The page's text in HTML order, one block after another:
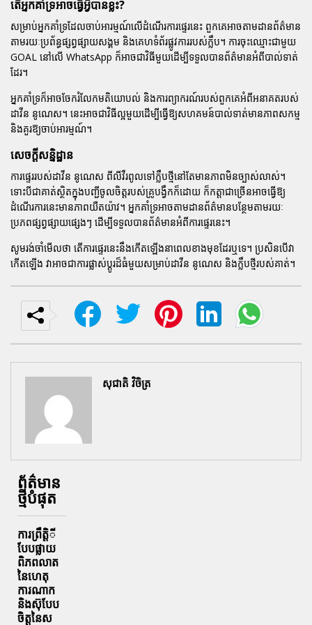
តើអ្នកគាំទ្រអាចធ្វើអ្វីបានខ្លះ?
សម្រាប់អ្នកគាំទ្រដែលចាប់អារម្មណ៍លើដំណើរការផ្ទេរនេះ ពួកគេអាចតាមដានព័ត៌មាន
តាមរយៈប្រព័ន្ធផ្សព្វផ្សាយសង្គម និងគេហទំព័រផ្លូវការរបស់ក្លឹប។ ការចុះឈ្មោះជាមួយ
GOAL នៅលើ WhatsApp ក៏អាចជាវិធីមួយដើម្បីទទួលបានព័ត៌មានអំពីបាល់ទាត់
ដែរ។
អ្នកគាំទ្រក៏អាចចែករំលែកមតិយោបល់ និងការព្យាករណ៍របស់ពួកគេអំពីអនាគតរបស់
ដាវីន នូណេស។ នេះអាចជាវិធីល្អមួយដើម្បីធ្វើឱ្យសហគមន៍បាល់ទាត់មានភាពសកម្ម
និងគួរឱ្យចាប់អារម្មណ៍។
សេចក្តីសន្និដ្ឋាន
ការផ្ទេររបស់ដាវីន នូណេស ពីលីវឺរពូលទៅក្លឹបថ្មីនៅតែមានភាពមិនច្បាស់លាស់។
ទោះបីជាគាត់ស្ថិតក្នុងបញ្ជីចូលចិត្តរបស់គ្រូបង្វឹកក៏ដោយ ក៏កត្តាជាច្រើនអាចធ្វើឱ្យ
ដំណើរការនេះមានភាពយឺតយ៉ាវ។ អ្នកគាំទ្រអាចតាមដានព័ត៌មានបន្ថែមតាមរយៈ
ប្រភពផ្សព្វផ្សាយផ្សេងៗ ដើម្បីទទួលបានព័ត៌មានអំពីការផ្ទេរនេះ។
សូមរង់ចាំមើលថា តើការផ្ទេរនេះនឹងកើតឡើងនាពេលខាងមុខដែរឬទេ។ ប្រសិនបើវា
កើតឡើង វាអាចជាការផ្លាស់ប្តូរដ៏ធំមួយសម្រាប់ដាវីន នូណេស និងក្លឹបថ្មីរបស់គាត់។
សុជាតិ វិចិត្រ
ព័ត៌មាន
ថ្មីបំផុត
ការព្រឹតិ្តី
បែបផ្លាយ
ពិភពលាត
នៃហេតុ
ការណាក
និងស៊ុបែប
ចិត្តនៃស